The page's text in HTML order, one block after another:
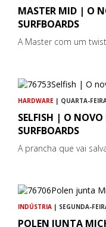
MASTER MID | O
SURFBOARDS
A Master com um
HARDWARE | QUARTA-
SELFISH | O
SURFBOARDS
A prancha que vai
INDÚSTRIA | SEGUNDA-
POLEN JUNTA